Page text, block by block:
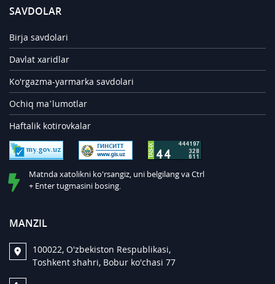
SAVDOLAR
Birja savdolari
Davlat xaridlar
Ko'rgazma-yarmarka savdolari
Ochiq ma’lumotlar
Haftalik kotirovkalar
Matnda xatolikni ko'rsangiz, uni belgilang va Ctrl
+ Enter tugmasini bosing.
MANZIL
100022, O'zbekiston Respublikasi,
Toshkent shahri, Bobur ko'chasi 77